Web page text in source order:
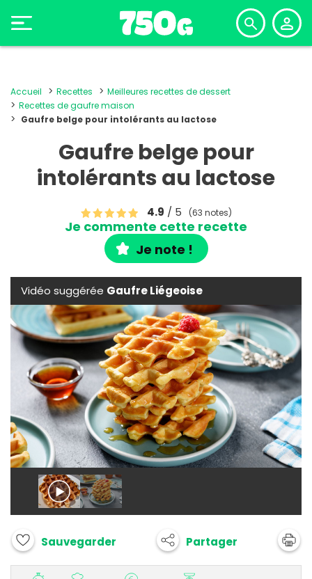
Accueil Recettes
Meilleures recettes de dessert
Recettes de gaufre maison
Gaufre belge pour intolérants au lactose
Gaufre belge pour
intolérants au lactose
4.9 / 5 (63 notes)
Je commente cette recette
Je note !
Vidéo suggérée Gaufre Liégeoise
Sauvegarder Partager